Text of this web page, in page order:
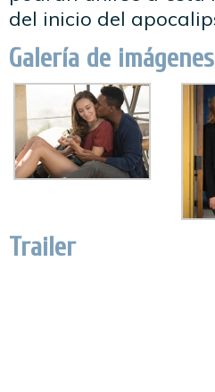
del inicio del
Galería de imágenes
Trailer